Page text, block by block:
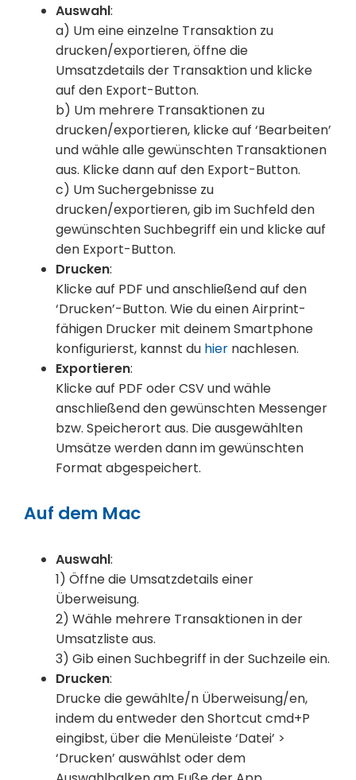
Auswahl:
a) Um eine einzelne Transaktion zu
drucken/exportieren, öffne die
Umsatzdetails der Transaktion und klicke
auf den Export-Button.
b) Um mehrere Transaktionen zu
drucken/exportieren, klicke auf ‘Bearbeiten’
und wähle alle gewünschten Transaktionen
aus. Klicke dann auf den Export-Button.
c) Um Suchergebnisse zu
drucken/exportieren, gib im Suchfeld den
gewünschten Suchbegriff ein und klicke auf
den Export-Button.
Drucken:
Klicke auf PDF und anschließend auf den
‘Drucken’-Button. Wie du einen Airprint-
fähigen Drucker mit deinem Smartphone
konfigurierst, kannst du hier nachlesen.
Exportieren:
Klicke auf PDF oder CSV und wähle
anschließend den gewünschten Messenger
bzw. Speicherort aus. Die ausgewählten
Umsätze werden dann im gewünschten
Format abgespeichert.
Auf dem Mac
Auswahl:
1) Öffne die Umsatzdetails einer
Überweisung.
2) Wähle mehrere Transaktionen in der
Umsatzliste aus.
3) Gib einen Suchbegriff in der Suchzeile ein.
Drucken:
Drucke die gewählte/n Überweisung/en,
indem du entweder den Shortcut cmd+P
eingibst, über die Menüleiste ‘Datei’ >
‘Drucken’ auswählst oder dem